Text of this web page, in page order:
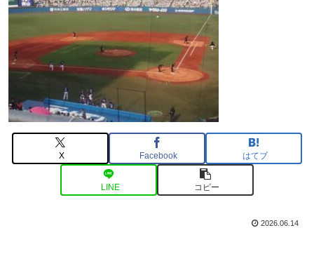
X Facebook はてブ
LINE コピー
2026.06.14